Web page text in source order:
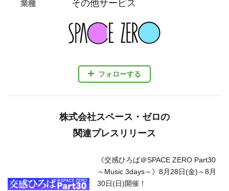
フォローする
業種 その他サービス
株式会社スペース・ゼロの
関連プレスリリース
《交感ひろば＠SPACE ZERO Part30
～Music 3days～》8月28日(金)～8月
30日(日)開催！